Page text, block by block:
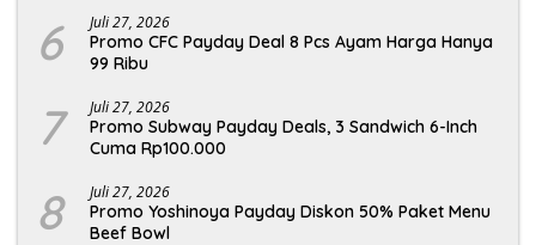
6 Juli 27, 2026
Promo CFC Payday Deal 8 Pcs Ayam Harga Hanya
99 Ribu
7 Juli 27, 2026
Promo Subway Payday Deals, 3 Sandwich 6-Inch
Cuma Rp100.000
8 Juli 27, 2026
Promo Yoshinoya Payday Diskon 50% Paket Menu
Beef Bowl